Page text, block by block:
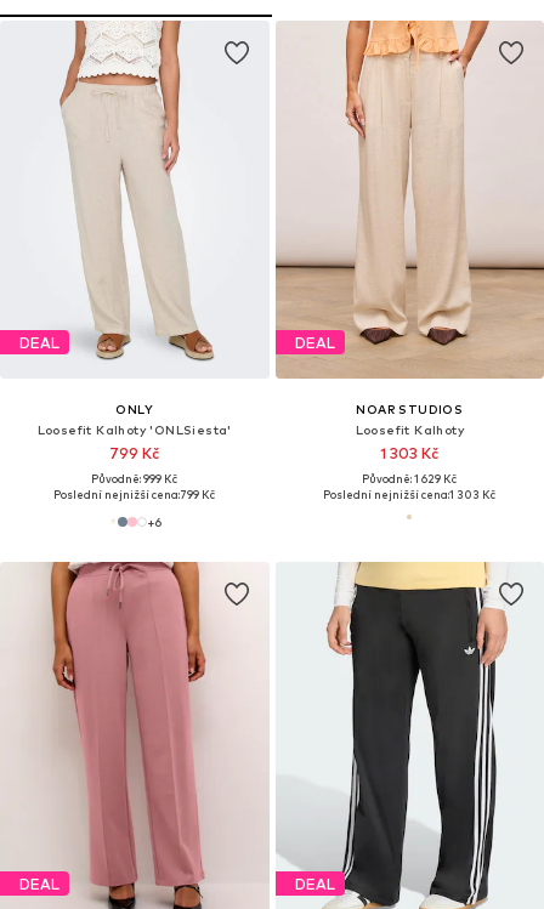
DEAL
ONLY
Loosefit Kalhoty 'ONLSiesta'
799 Kč
Původně: 999 Kč
Poslední nejnižší cena:799 Kč
+6
DEAL
NOAR STUDIOS
Loosefit Kalhoty
1 303 Kč
Původně: 1 629 Kč
Poslední nejnižší cena:1 303 Kč
DEAL DEAL